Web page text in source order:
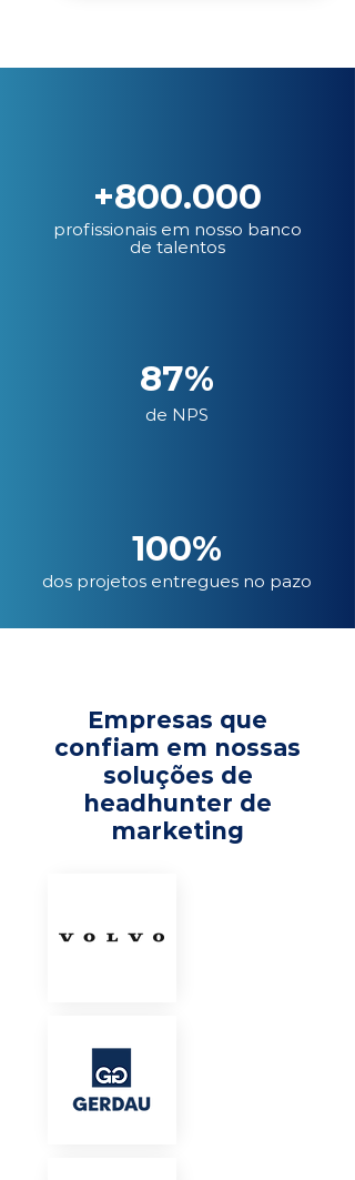
+800.000
profissionais em nosso banco
de talentos
87%
de NPS
100%
dos projetos entregues no pazo
Empresas que
confiam em nossas
soluções de
headhunter de
marketing